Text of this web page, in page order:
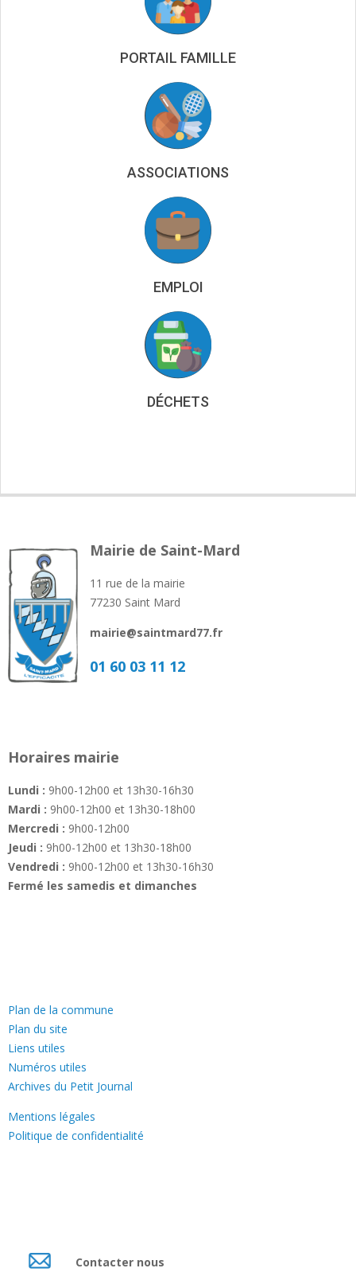
PORTAIL FAMILLE
ASSOCIATIONS
EMPLOI
DÉCHETS
Mairie de Saint-Mard
11 rue de la mairie
77230 Saint Mard
mairie@saintmard77.fr
01 60 03 11 12
Horaires mairie
Lundi : 9h00-12h00 et 13h30-16h30
Mardi : 9h00-12h00 et 13h30-18h00
Mercredi : 9h00-12h00
Jeudi : 9h00-12h00 et 13h30-18h00
Vendredi : 9h00-12h00 et 13h30-16h30
Fermé les samedis et dimanches
Plan de la commune
Plan du site
Liens utiles
Numéros utiles
Archives du Petit Journal
Mentions légales
Politique de confidentialité
Contacter nous